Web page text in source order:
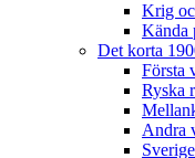
Krig
Kända
Det korta
Första
Ryska
Andra